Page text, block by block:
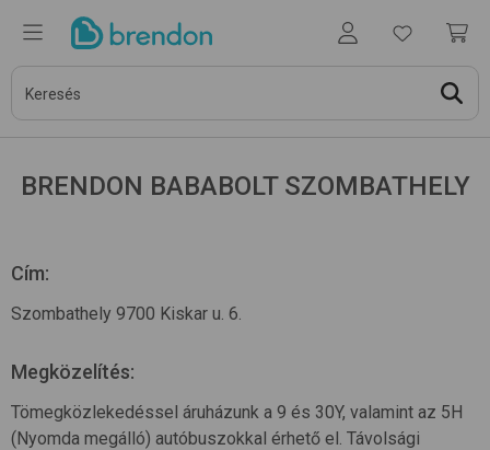
BRENDON BABABOLT SZOMBATHELY
Cím:
Szombathely 9700 Kiskar u. 6.
Megközelítés:
Tömegközlekedéssel áruházunk a 9 és 30Y, valamint az 5H
(Nyomda megálló) autóbuszokkal érhető el. Távolsági